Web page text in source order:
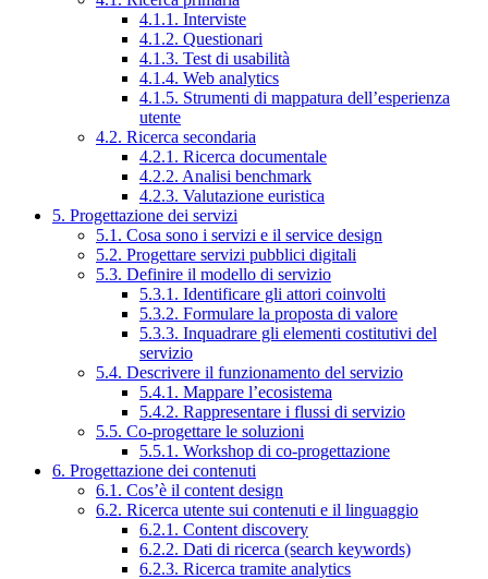
4.1.1. Interviste
4.1.2. Questionari
4.1.3. Test di usabilità
4.1.4. Web analytics
4.1.5. Strumenti di mappatura dell’esperienza
utente
4.2. Ricerca secondaria
4.2.1. Ricerca documentale
4.2.2. Analisi benchmark
4.2.3. Valutazione euristica
5. Progettazione dei servizi
5.1. Cosa sono i servizi e il service design
5.2. Progettare servizi pubblici digitali
5.3. Definire il modello di servizio
5.3.1. Identificare gli attori coinvolti
5.3.2. Formulare la proposta di valore
5.3.3. Inquadrare gli elementi costitutivi del
servizio
5.4. Descrivere il funzionamento del servizio
5.4.1. Mappare l’ecosistema
5.4.2. Rappresentare i flussi di servizio
5.5. Co-progettare le soluzioni
5.5.1. Workshop di co-progettazione
6. Progettazione dei contenuti
6.1. Cos’è il content design
6.2. Ricerca utente sui contenuti e il linguaggio
6.2.1. Content discovery
6.2.2. Dati di ricerca (search keywords)
6.2.3. Ricerca tramite analytics